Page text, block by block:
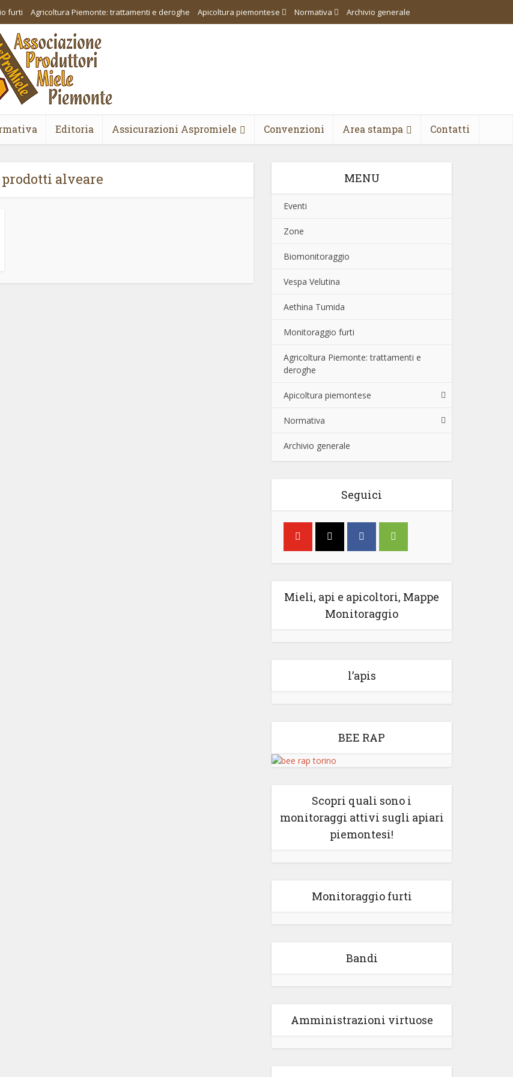
furti Agricoltura Piemonte: trattamenti e deroghe Apicoltura piemontese Normativa Archivio generale
Editoria Assicurazioni Aspromiele Convenzioni Area stampa Contatti
alveare MENU
Eventi
Zone
Biomonitoraggio
Vespa Velutina
Aethina Tumida
Monitoraggio furti
Agricoltura Piemonte: trattamenti e
deroghe
Apicoltura piemontese
Normativa
Archivio generale
Seguici
Mieli, api e apicoltori, Mappe
Monitoraggio
l’apis
BEE RAP
Scopri quali sono i
monitoraggi attivi sugli apiari
piemontesi!
Monitoraggio furti
Bandi
Amministrazioni virtuose